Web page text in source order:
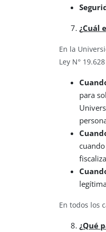
¿Cuál
En la
Ley N°
para
En todos los
¿Qué